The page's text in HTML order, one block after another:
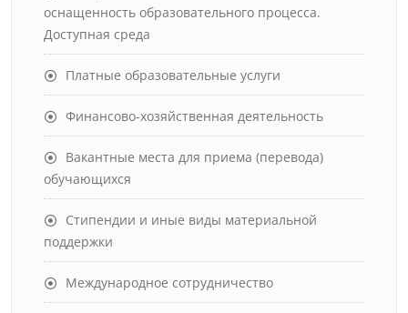
оснащенность образовательного процесса.
Доступная среда
Платные образовательные услуги
Финансово-хозяйственная деятельность
Вакантные места для приема (перевода)
обучающихся
Стипендии и иные виды материальной
поддержки
Международное сотрудничество